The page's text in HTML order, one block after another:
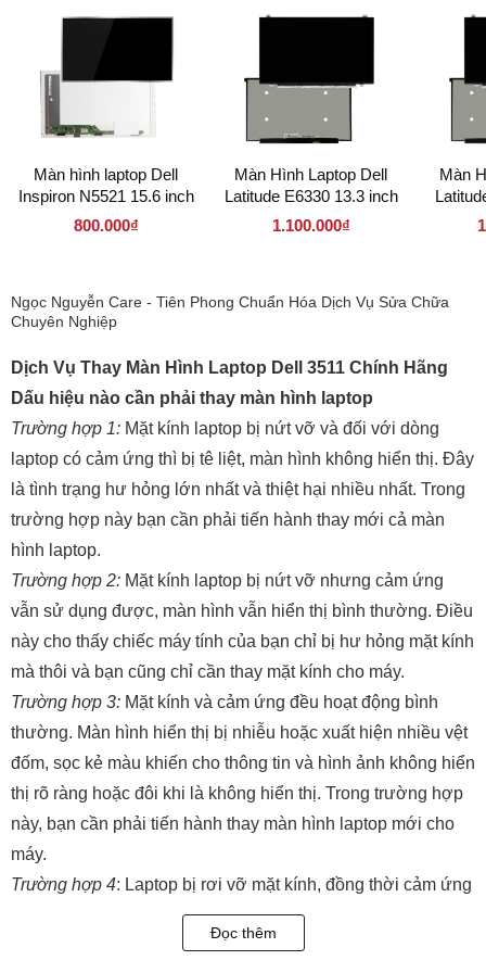
Màn hình laptop Dell
Inspiron N5521 15.6 inch
LED dày 40 pin (
800.000₫
Màn Hình Laptop Dell
Latitude E6330 13.3 inch
LED Mỏng 40 pin (
1.100.000₫
Màn
Ngọc Nguyễn Care - Tiên Phong Chuẩn Hóa Dịch Vụ Sửa Chữa
Chuyên Nghiệp
Dịch Vụ Thay Màn Hình Laptop Dell 3511 Chính Hãng
Dấu hiệu nào cần phải thay màn hình laptop
Trường hợp 1: Mặt kính laptop bị nứt vỡ và đối với dòng
laptop có cảm ứng thì bị tê liệt, màn hình không hiển thị. Đây
là tình trạng hư hỏng lớn nhất và thiệt hại nhiều nhất. Trong
trường hợp này bạn cần phải tiến hành thay mới cả màn
hình laptop.
Trường hợp 2: Mặt kính laptop bị nứt vỡ nhưng cảm ứng
vẫn sử dụng được, màn hình vẫn hiển thị bình thường. Điều
này cho thấy chiếc máy tính của bạn chỉ bị hư hỏng mặt kính
mà thôi và bạn cũng chỉ cần thay mặt kính cho máy.
Trường hợp 3: Mặt kính và cảm ứng đều hoạt động bình
thường. Màn hình hiển thị bị nhiễu hoặc xuất hiện nhiều vệt
đốm, sọc kẻ màu khiến cho thông tin và hình ảnh không hiển
thị rõ ràng hoặc đôi khi là không hiển thị. Trong trường hợp
này, bạn cần phải tiến hành thay màn hình laptop mới cho
máy.
Trường hợp 4: Laptop bị rơi vỡ mặt kính, đồng thời cảm ứng
không thể sử dụng. Thế nhưng, màn hình vẫn có thể hiển
thị. Ở trường hợp này bạn cần phải thay bộ mặt kính cảm
Đọc thêm